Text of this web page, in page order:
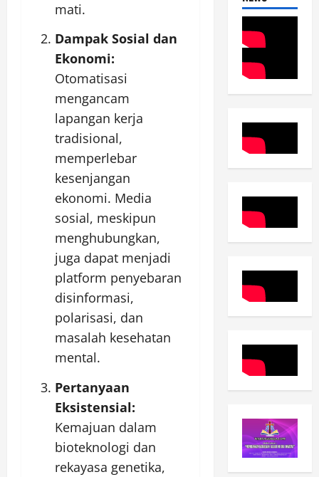
mati.
Dampak Sosial dan
Ekonomi:
Otomatisasi
mengancam
lapangan kerja
tradisional,
memperlebar
kesenjangan
ekonomi. Media
sosial, meskipun
menghubungkan,
juga dapat menjadi
platform penyebaran
disinformasi,
polarisasi, dan
masalah kesehatan
mental.
Pertanyaan
Eksistensial:
Kemajuan dalam
bioteknologi dan
rekayasa genetika,